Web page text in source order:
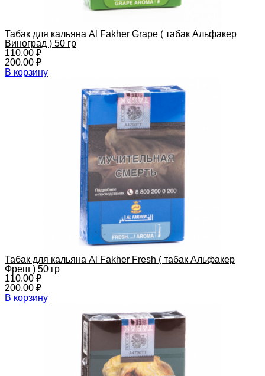
Табак для кальяна Al Fakher Grape ( табак Альфакер
Виноград ) 50 гр
110.00 ₽
200.00 ₽
В корзину
Табак для кальяна Al Fakher Fresh ( табак Альфакер
Фреш ) 50 гр
110.00 ₽
200.00 ₽
В корзину